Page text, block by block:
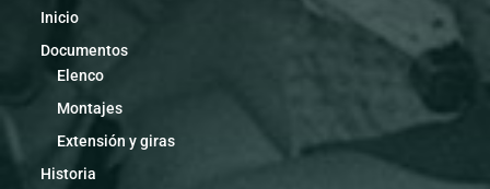
Inicio
Documentos
Elenco
Montajes
Extensión y giras
Historia